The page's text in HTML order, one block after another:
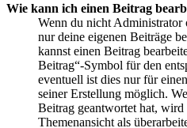
Wie kann ich einen Beitrag
Wenn du nicht Administrator
nur deine eigenen Beiträge
kannst einen Beitrag
Beitrag“-Symbol für den
eventuell ist dies nur für
seiner Erstellung möglich.
Beitrag geantwortet hat,
Themenansicht als